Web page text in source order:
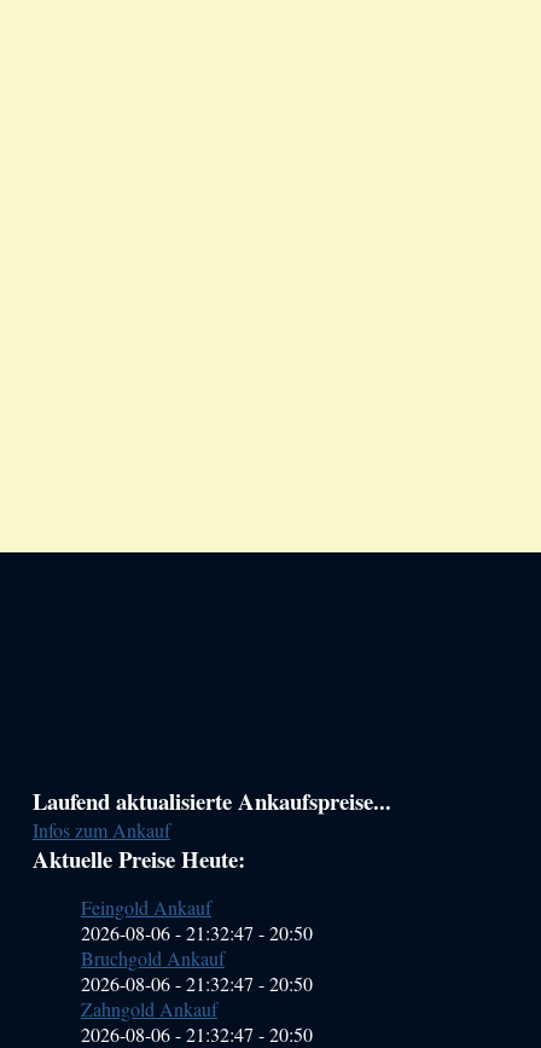
Haupt-
Sidebar
(Primary)
Laufend aktualisierte Ankaufspreise...
Infos zum Ankauf
Aktuelle Preise Heute:
Feingold Ankauf
2026-08-06 - 21:32:47 -20:50
Bruchgold Ankauf
2026-08-06 - 21:32:47 -20:50
Zahngold Ankauf
2026-08-06 - 21:32:47 -20:50